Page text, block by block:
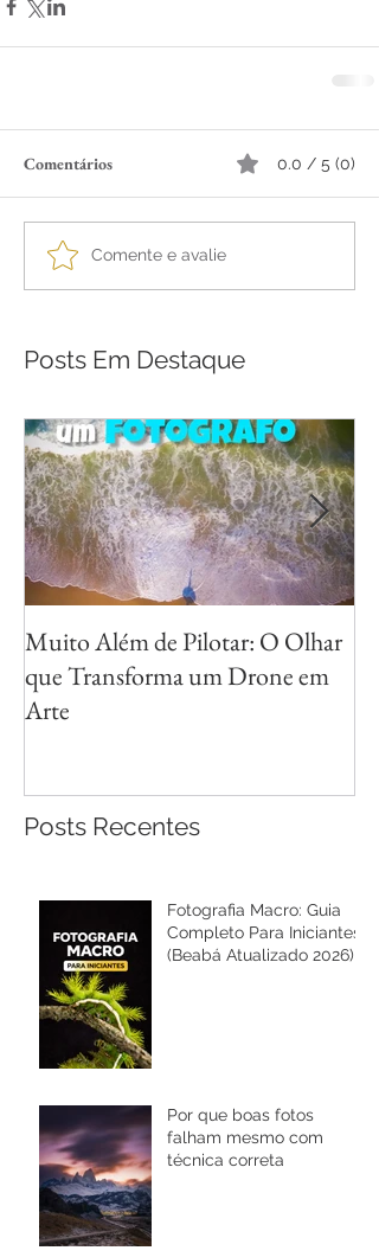
Comentários 0.0 / 5 (0)
Comente e avalie
Posts Em Destaque
Muito Além de Pilotar: O Olhar
que Transforma um Drone em
Arte
Posts Recentes
Fotografia Macro: Guia
Completo Para Iniciantes
(Beabá Atualizado 2026)
Por que boas fotos
falham mesmo com
técnica correta